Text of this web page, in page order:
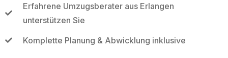
Erfahrene Umzugsberater aus Erlangen
unterstützen Sie
Komplette Planung & Abwicklung inklusive